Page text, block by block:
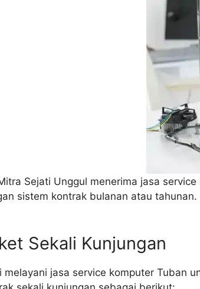
Sejati Unggul menerima jasa
sistem kontrak bulanan atau
Sekali Kunjungan
melayani jasa service komputer Tuban